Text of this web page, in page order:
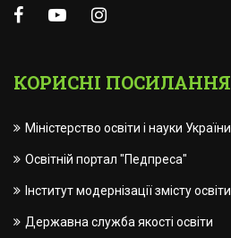
КОРИСНІ ПОСИЛАННЯ
Міністерство освіти і науки України
Освітній портал "Педпреса"
Інститут модернізації змісту освіти
Державна служба якості освіти